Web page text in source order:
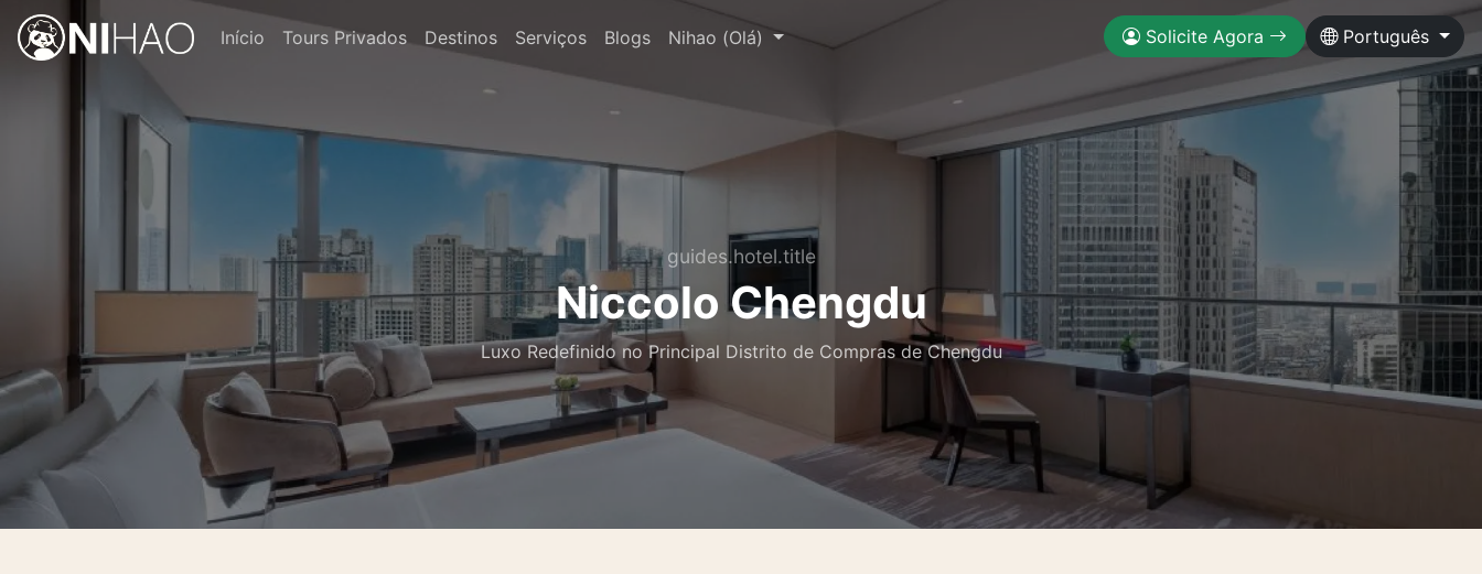
Início Tours Privados Destinos Serviços Blogs Nihao (Olá) Solicite Agora Português
guides.hotel.title
Niccolo Chengdu
Luxo Redefinido no Principal Distrito de Compras de Chengdu